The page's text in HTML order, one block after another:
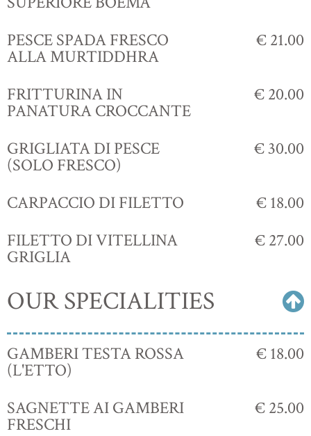
PESCE SPADA FRESCO
ALLA MURTIDDHRA
€ 21.00
FRITTURINA IN
PANATURA CROCCANTE
€ 20.00
GRIGLIATA DI PESCE
(SOLO FRESCO)
€ 30.00
CARPACCIO DI FILETTO
€ 18.00
FILETTO DI VITELLINA
GRIGLIA
€ 27.00
OUR SPECIALITIES
GAMBERI TESTA ROSSA
(L'ETTO)
€ 18.00
SAGNETTE AI GAMBERI
FRESCHI
€ 25.00